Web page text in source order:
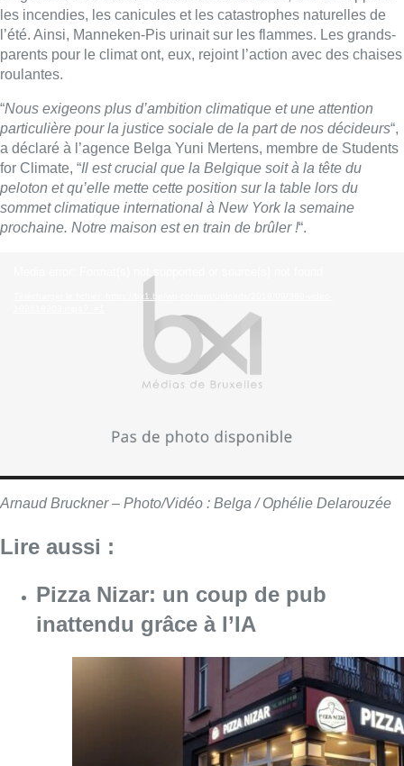
les incendies, les canicules et les catastrophes naturelles de
l’été. Ainsi, Manneken-Pis urinait sur les flammes. Les grands-
parents pour le climat ont, eux, rejoint l’action avec des chaises
roulantes.
“Nous exigeons plus d’ambition climatique et une attention
particulière pour la justice sociale de la part de nos décideurs“,
a déclaré à l’agence Belga Yuni Mertens, membre de Students
for Climate, “Il est crucial que la Belgique soit à la tête du
peloton et qu’elle mette cette position sur la table lors du
sommet climatique international à New York la semaine
prochaine. Notre maison est en train de brûler !“.
Télécharger le fichier: https://bx1.be/wp-content/uploads/2019/09/360-video-
Arnaud Bruckner – Photo/Vidéo : Belga / Ophélie Delarouzée
Lire aussi :
Pizza Nizar: un coup de pub
inattendu grâce à l’IA